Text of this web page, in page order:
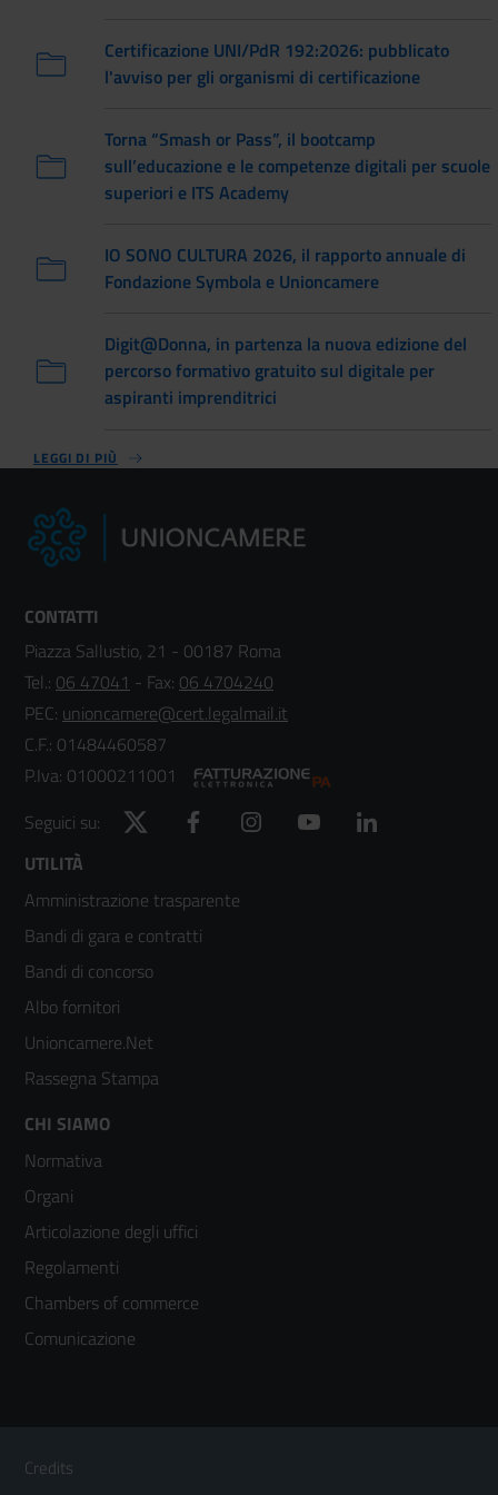
Certificazione UNI/PdR 192:2026: pubblicato
l'avviso per gli organismi di certificazione
Torna “Smash or Pass”, il bootcamp
sull’educazione e le competenze digitali per scuole
superiori e ITS Academy
IO SONO CULTURA 2026, il rapporto annuale di
Fondazione Symbola e Unioncamere
Digit@Donna, in partenza la nuova edizione del
percorso formativo gratuito sul digitale per
aspiranti imprenditrici
LEGGI DI PIÙ
CONTATTI
Piazza Sallustio, 21 - 00187 Roma
Tel.: 06 47041 - Fax: 06 4704240
PEC: unioncamere@cert.legalmail.it
C.F.: 01484460587
P.Iva: 01000211001
Seguici su:
Twitter Facebook Instagram YouTube
Footer
menù
colonna
2
UTILITÀ
Amministrazione trasparente
Bandi di gara e contratti
Bandi di concorso
Albo fornitori
Unioncamere.Net
Rassegna Stampa
Footer
menù
colonna
3
CHI SIAMO
Normativa
Organi
Articolazione degli uffici
Regolamenti
Chambers of commerce
Comunicazione
Footer
Credits